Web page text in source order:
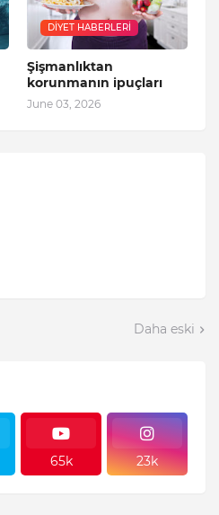
DIYET HABERLERI
Şişmanlıktan
korunmanın ipuçları
June 03, 2026
Daha eski
65k 23k